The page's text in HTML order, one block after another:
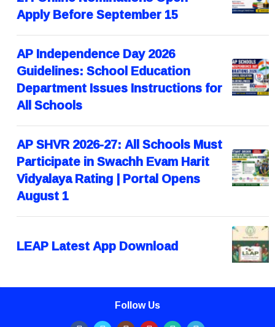
Apply Before September 15
AP Independence Day 2026
Guidelines: School Education
Department Issues Instructions for
All Schools
AP SHVR 2026-27: All Schools Must
Participate in Swachh Evam Harit
Vidyalaya Rating | Portal Opens
August 1
LEAP Latest App Download
Follow Us